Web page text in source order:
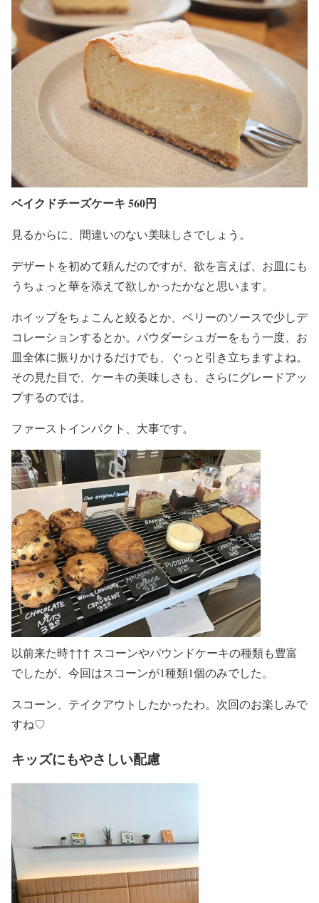
ベイクドチーズケーキ 560円
見るからに、間違いのない美味しさでしょう。
デザートを初めて頼んだのですが、欲を言えば、お皿にも
うちょっと華を添えて欲しかったかなと思います。
ホイップをちょこんと絞るとか、ベリーのソースで少しデ
コレーションするとか。パウダーシュガーをもう一度、お
皿全体に振りかけるだけでも、ぐっと引き立ちますよね。
その見た目で、ケーキの美味しさも、さらにグレードアッ
プするのでは。
ファーストインパクト、大事です。
以前来た時↑↑↑ スコーンやパウンドケーキの種類も豊富
でしたが、今回はスコーンが1種類1個のみでした。
スコーン、テイクアウトしたかったわ。次回のお楽しみで
すね♡
キッズにもやさしい配慮